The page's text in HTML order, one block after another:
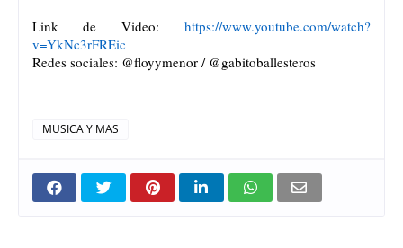
Link de Video: https://www.youtube.com/watch?
v=YkNc3rFREic
Redes sociales: @floyymenor / @gabitoballesteros
MUSICA Y MAS